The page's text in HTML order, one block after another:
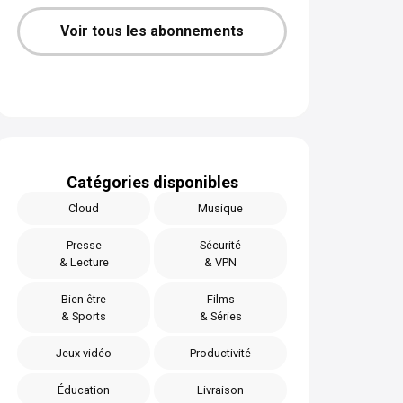
Voir tous les abonnements
Catégories disponibles
Cloud Musique
Presse
& Lecture
Sécurité
& VPN
Bien être
& Sports
Films
& Séries
Jeux vidéo Productivité
Éducation Livraison